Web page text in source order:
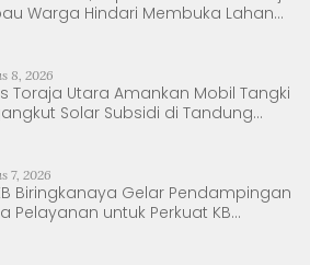
Warga Hindari Membuka Lahan
8, 2026
Toraja Utara Amankan Mobil Tangki
Solar Subsidi di Tandung
7, 2026
Biringkanaya Gelar Pendampingan
Pelayanan untuk Perkuat KB